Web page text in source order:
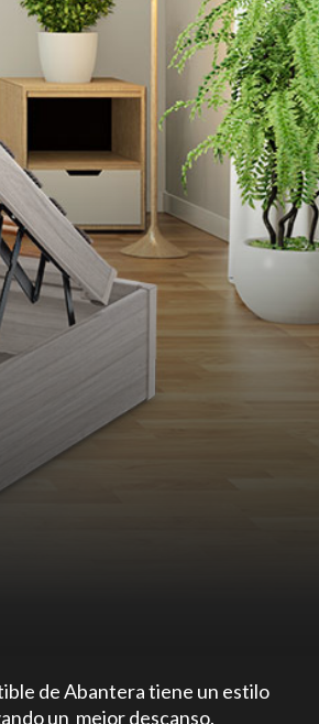
de Abantera tiene un estilo
un mejor descanso.